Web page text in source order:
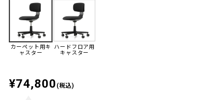
カーペット用キ
ャスター
ハードフロア用
キャスター
¥74,800 (税込)